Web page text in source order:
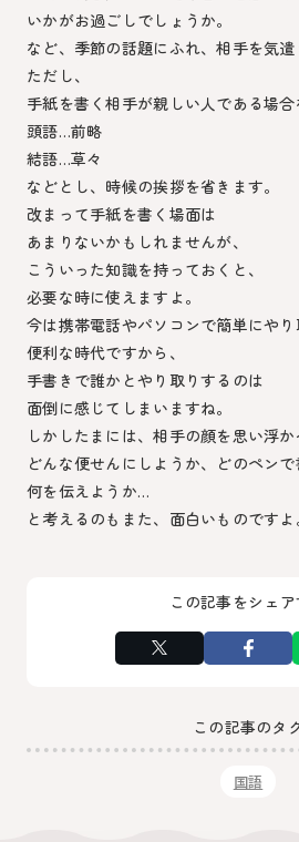
いかがお過ごしでしょうか。
など、季節の話題にふれ、相手を気遣
ただし、
手紙を書く相手が親しい人である場合
頭語…前略
結語…草々
などとし、時候の挨拶を省きます。
改まって手紙を書く場面は
あまりないかもしれませんが、
こういった知識を持っておくと、
必要な時に使えますよ。
今は携帯電話やパソコンで簡単にや
便利な時代ですから、
手書きで誰かとやり取りするのは
面倒に感じてしまいますね。
しかしたまには、相手の顔を思い浮か
どんな便せんにしようか、どのペンで
何を伝えようか…
と考えるのもまた、面白いものですよ
この記事をシェア
この記事のタ
国語